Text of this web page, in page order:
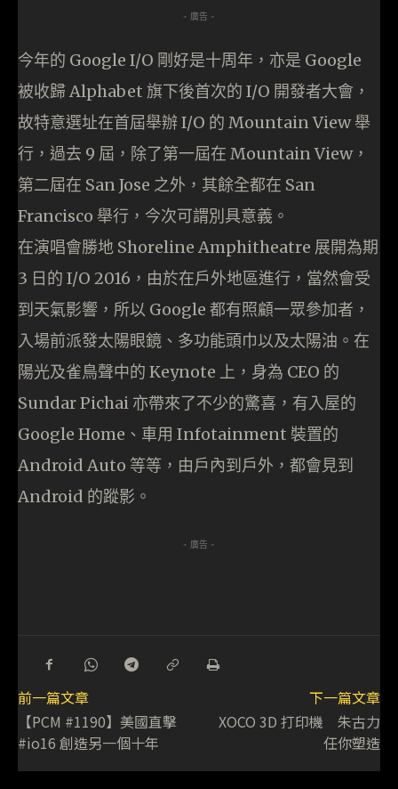
- 廣告 -
今年的 Google I/O 剛好是十周年，亦是 Google
被收歸 Alphabet 旗下後首次的 I/O 開發者大會，
故特意選址在首屆舉辦 I/O 的 Mountain View 舉
行，過去 9 屆，除了第一屆在 Mountain View，
第二屆在 San Jose 之外，其餘全都在 San
Francisco 舉行，今次可謂別具意義。
在演唱會勝地 Shoreline Amphitheatre 展開為期
3 日的 I/O 2016，由於在戶外地區進行，當然會受
到天氣影響，所以 Google 都有照顧一眾參加者，
入場前派發太陽眼鏡、多功能頭巾以及太陽油。在
陽光及雀鳥聲中的 Keynote 上，身為 CEO 的
Sundar Pichai 亦帶來了不少的驚喜，有入屋的
Google Home、車用 Infotainment 裝置的
Android Auto 等等，由戶內到戶外，都會見到
Android 的蹤影。
- 廣告 -
前一篇文章
【PCM #1190】美國直擊
#io16 創造另一個十年
下一篇文章
XOCO 3D 打印機 朱古力
任你塑造